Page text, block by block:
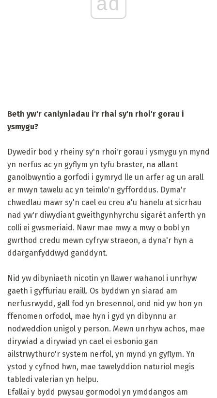
Beth yw'r canlyniadau i'r rhai sy'n rhoi'r gorau i
ysmygu?
Dywedir bod y rheiny sy'n rhoi'r gorau i ysmygu yn mynd
yn nerfus ac yn gyflym yn tyfu braster, na allant
ganolbwyntio a gorfodi i gymryd lle un arfer ag un arall
er mwyn tawelu ac yn teimlo'n gyfforddus. Dyma'r
chwedlau mawr sy'n cael eu creu a'u hanelu at sicrhau
nad yw'r diwydiant gweithgynhyrchu sigarét anferth yn
colli ei gwsmeriaid. Nawr mae mwy a mwy o bobl yn
gwrthod credu mewn cyfryw straeon, a dyna'r hyn a
ddarganfyddwyd ganddynt.
Nid yw dibyniaeth nicotin yn llawer wahanol i unrhyw
gaeth i gyffuriau eraill. Os byddwn yn siarad am
nerfusrwydd, gall fod yn bresennol, ond nid yw hon yn
ffenomen orfodol, mae hyn i gyd yn dibynnu ar
nodweddion unigol y person. Mewn unrhyw achos, mae
dirywiad a dirywiad yn cael ei esbonio gan
ailstrwythuro'r system nerfol, yn mynd yn gyflym. Yn
ystod y cyfnod hwn, mae tawelyddion naturiol megis
tabledi valerian yn helpu.
Efallai y bydd pwysau gormodol yn ymddangos am